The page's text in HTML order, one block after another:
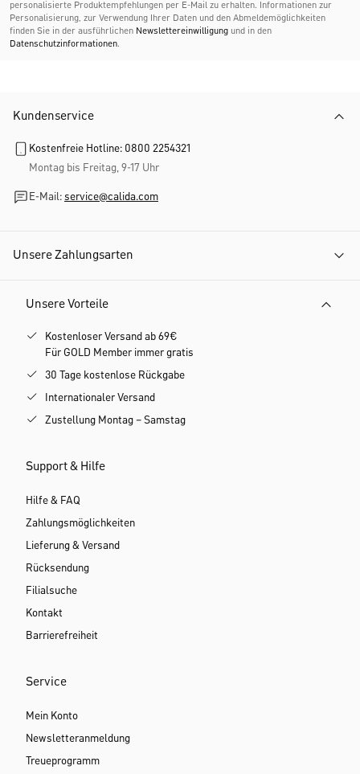
personalisierte Produktempfehlungen per E-Mail zu erhalten. Informationen zur
Personalisierung, zur Verwendung Ihrer Daten und den Abmelde­möglichkeiten
finden Sie in der ausführlichen Newslettereinwilligung und in den
Datenschutzinformationen.
Kundenservice
Kostenfreie Hotline: 0800 2254321
Montag bis Freitag, 9-17 Uhr
E-Mail: service@calida.com
Unsere Zahlungsarten
Unsere Vorteile
Kostenloser Versand ab 69€
Für GOLD Member immer gratis
30 Tage kostenlose Rückgabe
Internationaler Versand
Zustellung Montag – Samstag
Support & Hilfe
Hilfe & FAQ
Zahlungsmöglichkeiten
Lieferung & Versand
Rücksendung
Filialsuche
Kontakt
Barrierefreiheit
Service
Mein Konto
Newsletteranmeldung
Treueprogramm